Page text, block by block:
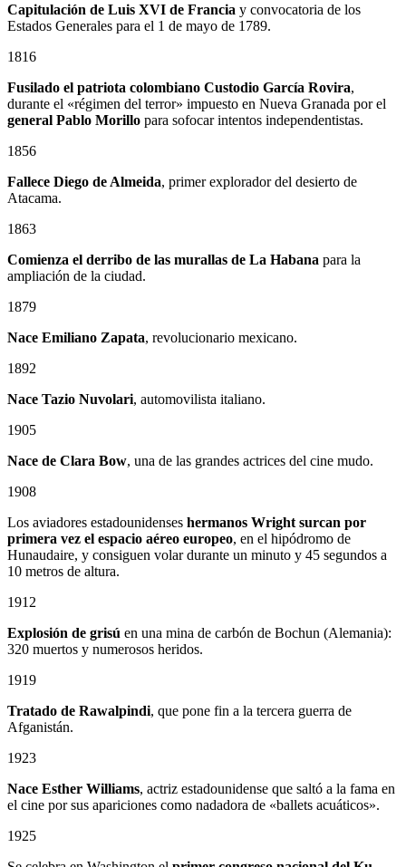
Capitulación de Luis XVI de Francia y convocatoria de los
Estados Generales para el 1 de mayo de 1789.
1816
Fusilado el patriota colombiano Custodio García Rovira,
durante el «régimen del terror» impuesto en Nueva Granada por el
general Pablo Morillo para sofocar intentos independentistas.
1856
Fallece Diego de Almeida, primer explorador del desierto de
Atacama.
1863
Comienza el derribo de las murallas de La Habana para la
ampliación de la ciudad.
1879
Nace Emiliano Zapata, revolucionario mexicano.
1892
Nace Tazio Nuvolari, automovilista italiano.
1905
Nace de Clara Bow, una de las grandes actrices del cine mudo.
1908
Los aviadores estadounidenses hermanos Wright surcan por
primera vez el espacio aéreo europeo, en el hipódromo de
Hunaudaire, y consiguen volar durante un minuto y 45 segundos a
10 metros de altura.
1912
Explosión de grisú en una mina de carbón de Bochun (Alemania):
320 muertos y numerosos heridos.
1919
Tratado de Rawalpindi, que pone fin a la tercera guerra de
Afganistán.
1923
Nace Esther Williams, actriz estadounidense que saltó a la fama en
el cine por sus apariciones como nadadora de «ballets acuáticos».
1925